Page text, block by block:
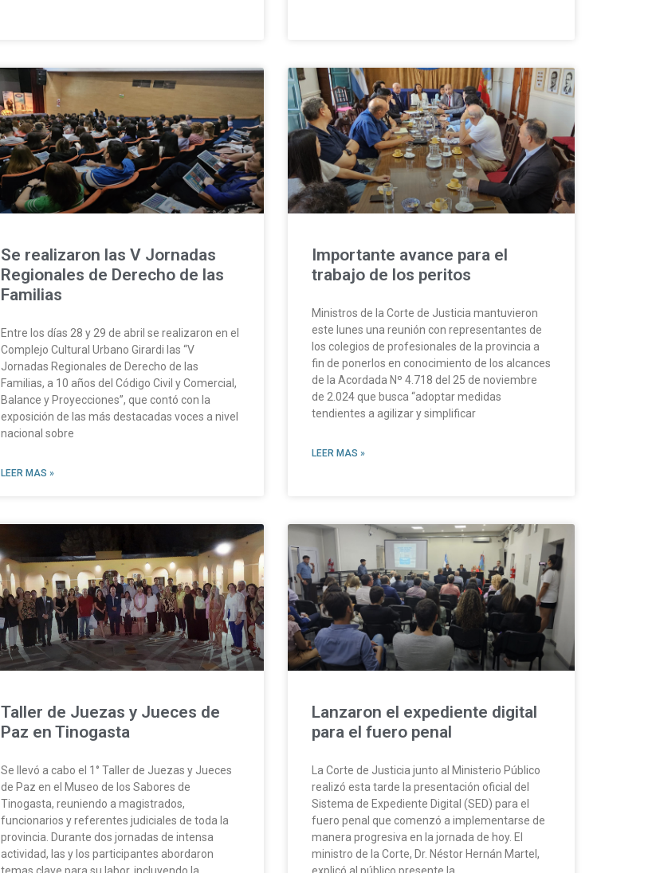
Se realizaron las V Jornadas
Regionales de Derecho de las
Familias
Entre los días 28 y 29 de abril se realizaron en el
Complejo Cultural Urbano Girardi las “V
Jornadas Regionales de Derecho de las
Familias, a 10 años del Código Civil y Comercial,
Balance y Proyecciones”, que contó con la
exposición de las más destacadas voces a nivel
nacional sobre
LEER MAS »
Importante avance para el
trabajo de los peritos
Ministros de la Corte de Justicia mantuvieron
este lunes una reunión con representantes de
los colegios de profesionales de la provincia a
fin de ponerlos en conocimiento de los alcances
de la Acordada Nº 4.718 del 25 de noviembre
de 2.024 que busca “adoptar medidas
tendientes a agilizar y simplificar
LEER MAS »
Taller de Juezas y Jueces de
Paz en Tinogasta
Se llevó a cabo el 1° Taller de Juezas y Jueces
de Paz en el Museo de los Sabores de
Tinogasta, reuniendo a magistrados,
funcionarios y referentes judiciales de toda la
provincia. Durante dos jornadas de intensa
actividad, las y los participantes abordaron
Lanzaron el expediente digital
para el fuero penal
La Corte de Justicia junto al Ministerio Público
realizó esta tarde la presentación oficial del
Sistema de Expediente Digital (SED) para el
fuero penal que comenzó a implementarse de
manera progresiva en la jornada de hoy. El
ministro de la Corte, Dr. Néstor Hernán Martel,